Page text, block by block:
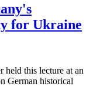
for Ukraine
held this lecture at an
German historical